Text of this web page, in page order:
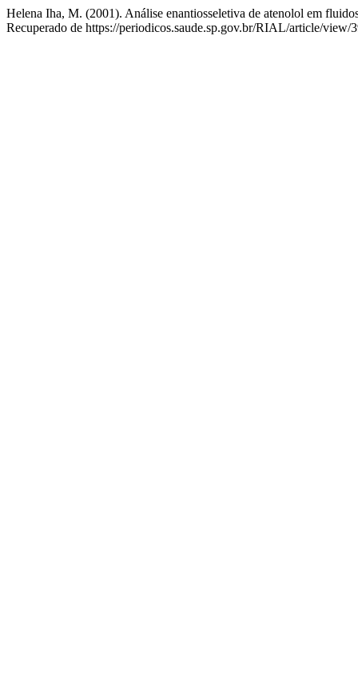
Helena Iha, M. (2001). Análise enantiosseletiva de atenolol em
Recuperado de https://periodicos.saude.sp.gov.br/RIAL/article/view/